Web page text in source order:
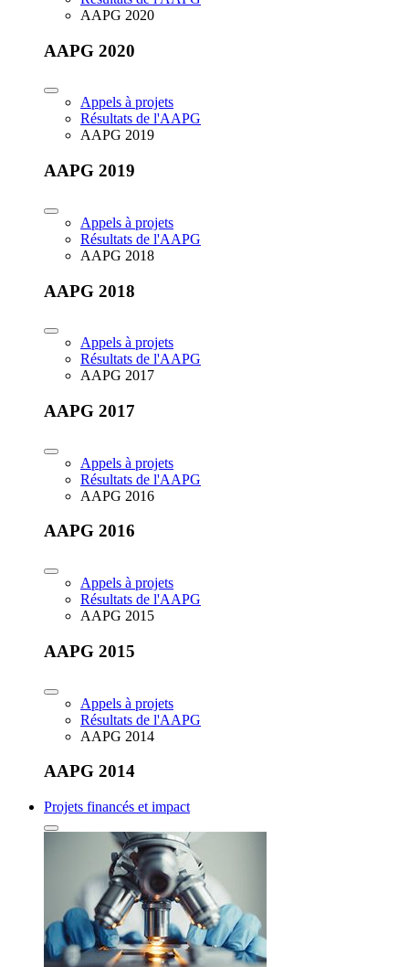
AAPG 2020
AAPG 2020
Appels à projets
Résultats de l'AAPG
AAPG 2019
AAPG 2019
Appels à projets
Résultats de l'AAPG
AAPG 2018
AAPG 2018
Appels à projets
Résultats de l'AAPG
AAPG 2017
AAPG 2017
Appels à projets
Résultats de l'AAPG
AAPG 2016
AAPG 2016
Appels à projets
Résultats de l'AAPG
AAPG 2015
AAPG 2015
Appels à projets
Résultats de l'AAPG
AAPG 2014
AAPG 2014
Projets financés et impact